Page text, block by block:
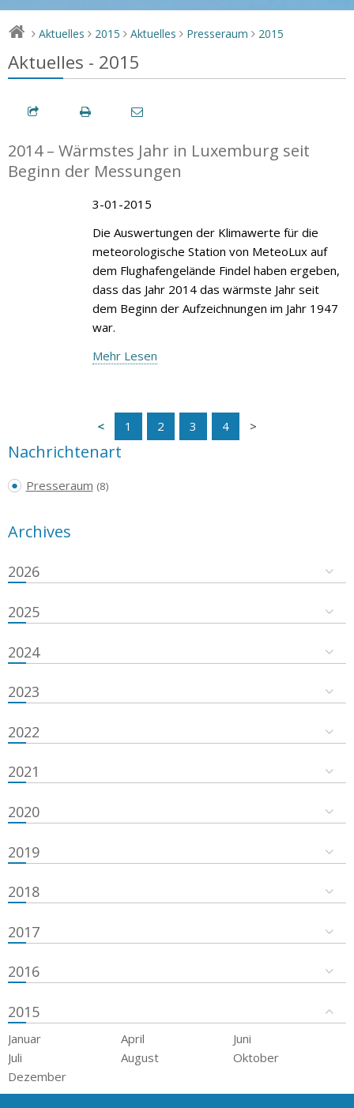
> Aktuelles > 2015 > Aktuelles > Presseraum > 2015
Aktuelles - 2015
2014 – Wärmstes Jahr in Luxemburg seit
Beginn der Messungen
3-01-2015
Die Auswertungen der Klimawerte für die
meteorologische Station von MeteoLux auf
dem Flughafengelände Findel haben ergeben,
dass das Jahr 2014 das wärmste Jahr seit
dem Beginn der Aufzeichnungen im Jahr 1947
war.
Mehr Lesen
1 2 3 4
Nachrichtenart
Presseraum (8)
Archives
2026
2025
2024
2023
2022
2021
2020
2019
2018
2017
2016
2015
Januar April
Juni
Juli
August
Oktober
Dezember